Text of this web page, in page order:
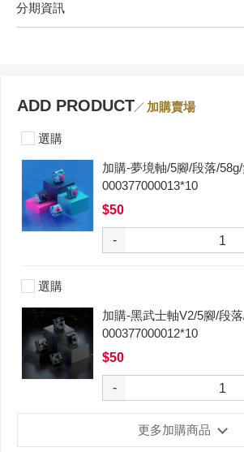
分期資訊
ADD PRODUCT 加購賣場
選購
加購-夢境軸/5腳/段落/
000377000013*10
$50
-
選購
加購-黑武士軸V2/5腳/段
000377000012*10
$50
-
更多加購商品